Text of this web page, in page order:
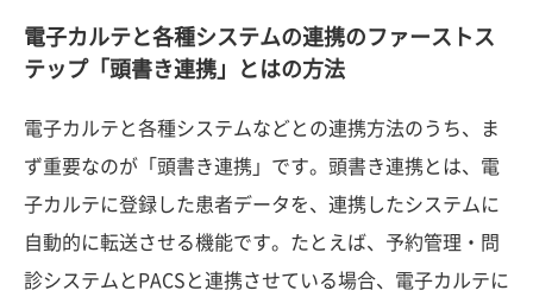
電子カルテと各種システムの連携のファーストス
テップ「頭書き連携」とはの方法
電子カルテと各種システムなどとの連携方法のうち、ま
ず重要なのが「頭書き連携」です。頭書き連携とは、電
子カルテに登録した患者データを、連携したシステムに
自動的に転送させる機能です。たとえば、予約管理・問
診システムとPACSと連携させている場合、電子カルテに